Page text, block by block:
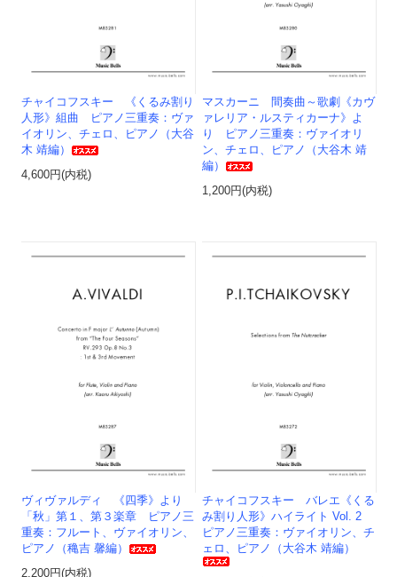
チャイコフスキー 《くるみ割り
人形》組曲 ピアノ三重奏：ヴァ
イオリン、チェロ、ピアノ（大谷
木 靖編）
4,600円(内税)
マスカーニ 間奏曲～歌劇《カヴ
ァレリア・ルスティカーナ》よ
り ピアノ三重奏：ヴァイオリ
ン、チェロ、ピアノ（大谷木 靖
編）
1,200円(内税)
ヴィヴァルディ 《四季》より
「秋」第１、第３楽章 ピアノ三
重奏：フルート、ヴァイオリン、
ピアノ（穐吉 馨編）
2,200円(内税)
チャイコフスキー バレエ《くる
み割り人形》ハイライト Vol. 2
ピアノ三重奏：ヴァイオリン、チ
ェロ、ピアノ（大谷木 靖編）